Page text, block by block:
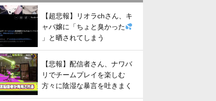
【超悲報】リオラchさん、キ
ャバ嬢に「ちょと臭かった
」と晒されてしまう
【悲報】配信者さん、ナワバ
リでチームプレイを楽しむ
方々に陰湿な暴言を吐きまく
ってしまう